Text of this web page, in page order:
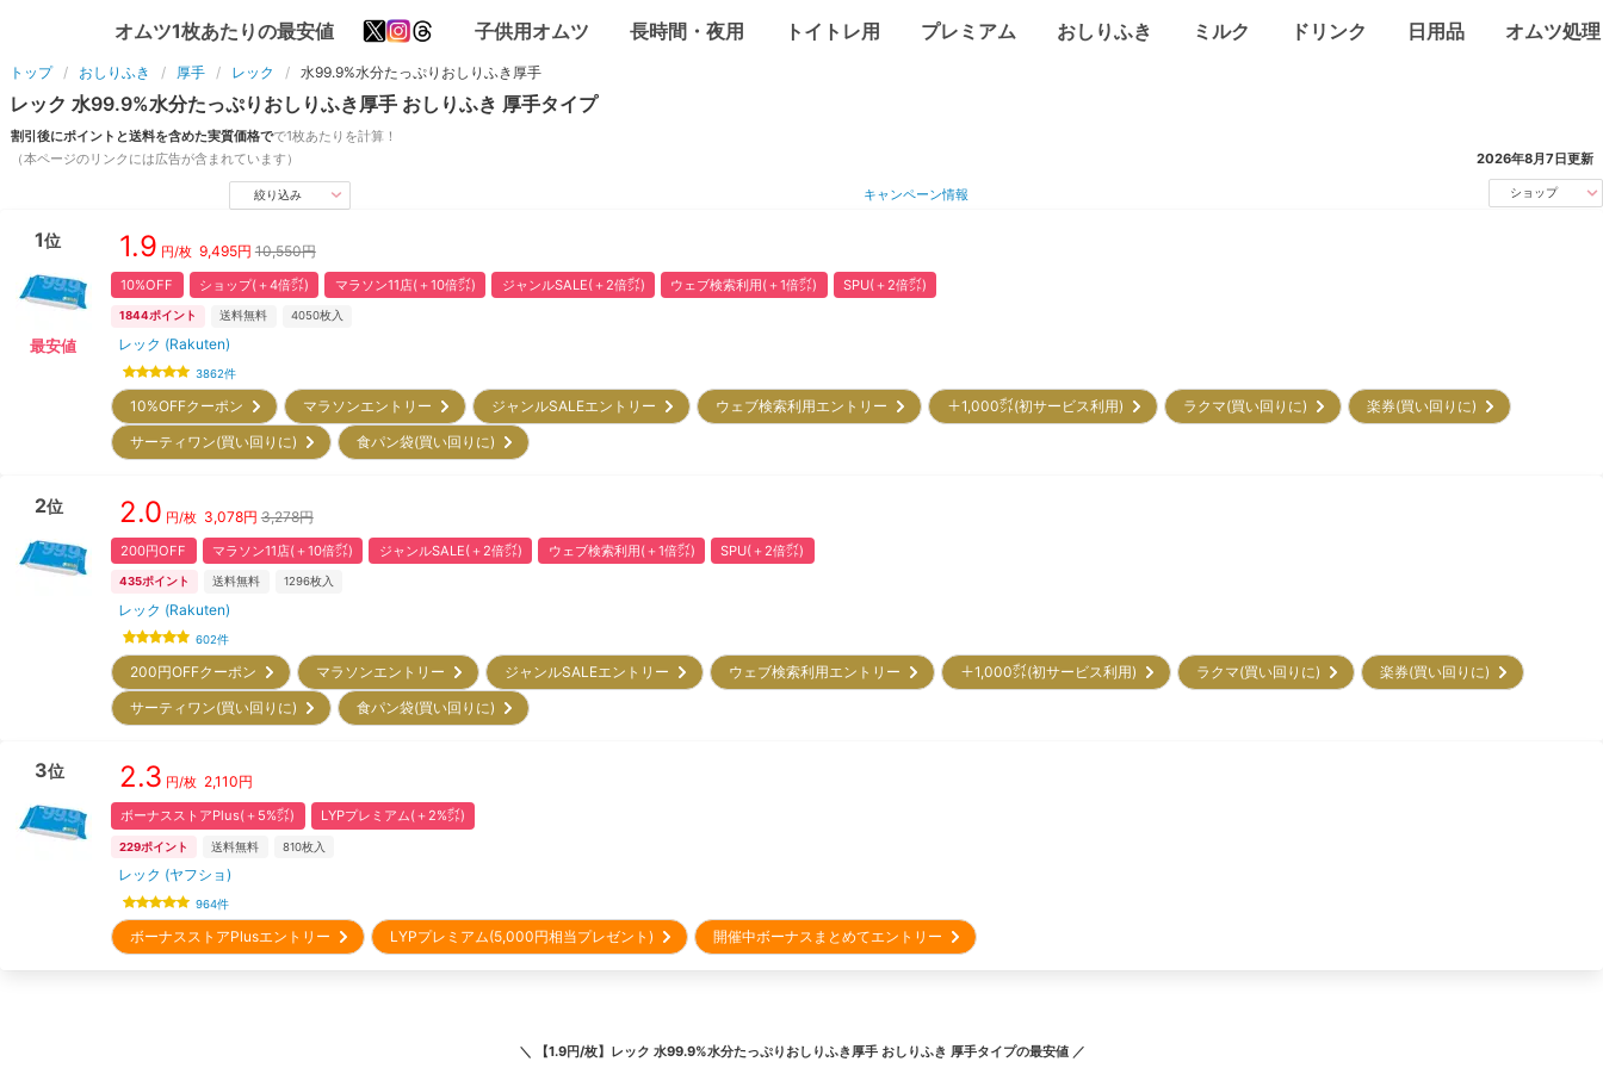
オムツ1枚あたりの最安値 子供用オムツ 長時間・夜用 トイトレ用 プレミアム おしりふき ミルク ドリンク 日用品 オムツ処理
トップ おしりふき 厚手 レック 水99.9%水分たっぷりおしりふき厚手
レック 水99.9%水分たっぷりおしりふき厚手 おしりふき 厚手タイプ
割引後にポイントと送料を含めた実質価格でで1枚あたりを計算！
（本ページのリンクには広告が含まれています）
2026年8月7日更新
絞り込み キャンペーン情報 ショップ
1位
最安値
1.9 円/枚 9,495円 10,550円
10%OFF ショップ(＋4倍㌽) マラソン11店(＋10倍㌽) ジャンルSALE(＋2倍㌽) ウェブ検索利用(＋1倍㌽) SPU(＋2倍㌽)
1844ポイント 送料無料 4050枚入
レック (Rakuten)
3862件
10%OFFクーポン マラソンエントリー ジャンルSALEエントリー ウェブ検索利用エントリー ＋1,000㌽(初サービス利用) ラクマ(買い回りに)
楽券(買い回りに)
サーティワン(買い回りに)
食パン袋(買い回りに)
2位 2.0 円/枚 3,078円 3,278円
200円OFF マラソン11店(＋10倍㌽) ジャンルSALE(＋2倍㌽) ウェブ検索利用(＋1倍㌽) SPU(＋2倍㌽)
435ポイント 送料無料 1296枚入
レック (Rakuten)
602件
200円OFFクーポン マラソンエントリー ジャンルSALEエントリー ウェブ検索利用エントリー ＋1,000㌽(初サービス利用) ラクマ(買い回りに)
楽券(買い回りに)
サーティワン(買い回りに)
食パン袋(買い回りに)
3位 2.3 円/枚 2,110円
ボーナスストアPlus(＋5%㌽) LYPプレミアム(＋2%㌽)
229ポイント 送料無料 810枚入
レック (ヤフショ)
964件
ボーナスストアPlusエントリー LYPプレミアム(5,000円相当プレゼント) 開催中ボーナスまとめてエントリー
＼ 【1.9円/枚】レック 水99.9%水分たっぷりおしりふき厚手 おしりふき 厚手タイプの最安値 ／